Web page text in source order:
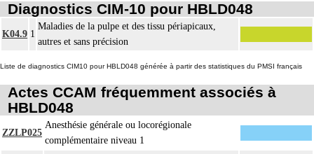
Diagnostics CIM-10 pour HBLD048
K04.9 1
Maladies de la pulpe et des tissu périapicaux,
autres et sans précision
Liste de diagnostics CIM10 pour HBLD048 générée à partir des statistiques du PMSI français
Actes CCAM fréquemment associés à
HBLD048
ZZLP025
Anesthésie générale ou locorégionale
complémentaire niveau 1